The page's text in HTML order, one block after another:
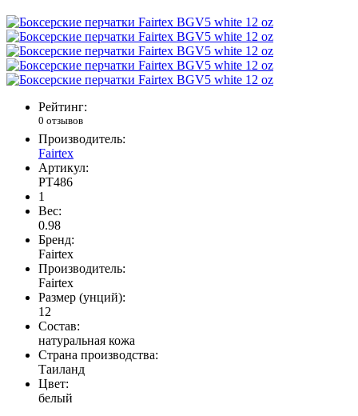
Рейтинг:
0 отзывов
Производитель:
Fairtex
Артикул:
PT486
1
Вес:
0.98
Бренд:
Fairtex
Производитель:
Fairtex
Размер (унций):
12
Состав:
натуральная кожа
Страна производства:
Таиланд
Цвет:
белый